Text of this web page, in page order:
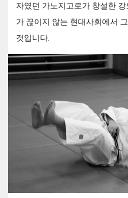
자였던 가노지고로가 창설한
가 끊이지 않는 현대사회에서
것입니다.